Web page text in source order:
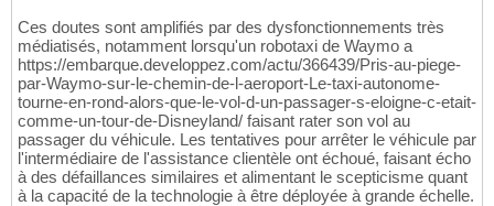
Ces doutes sont amplifiés par des dysfonctionnements très
médiatisés, notamment lorsqu'un robotaxi de Waymo a
https://embarque.developpez.com/actu/366439/Pris-au-piege-
par-Waymo-sur-le-chemin-de-l-aeroport-Le-taxi-autonome-
tourne-en-rond-alors-que-le-vol-d-un-passager-s-eloigne-c-etait-
comme-un-tour-de-Disneyland/ faisant rater son vol au
passager du véhicule. Les tentatives pour arrêter le véhicule par
l'intermédiaire de l'assistance clientèle ont échoué, faisant écho
à des défaillances similaires et alimentant le scepticisme quant
à la capacité de la technologie à être déployée à grande échelle.